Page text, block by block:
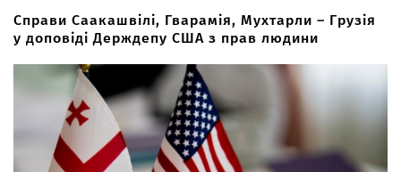
Справи Саакашвілі, Гварамія, Мухтарли – Грузія
у доповіді Держдепу США з прав людини